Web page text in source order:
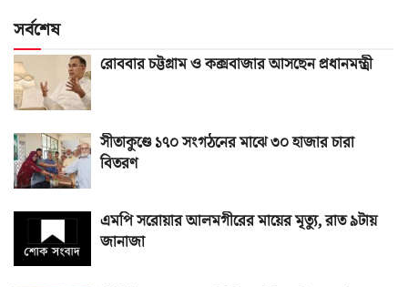
সর্বশেষ
রোববার চট্টগ্রাম ও কক্সবাজার আসছেন প্রধানমন্ত্রী
সীতাকুণ্ডে ১৭০ সংগঠনের মাঝে ৩০ হাজার চারা
বিতরণ
এমপি সরোয়ার আলমগীরের মায়ের মৃত্যু, রাত ৯টায়
জানাজা